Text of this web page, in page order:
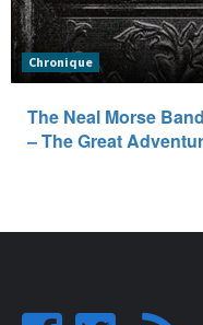
Chronique
The Neal Morse Band
– The Great